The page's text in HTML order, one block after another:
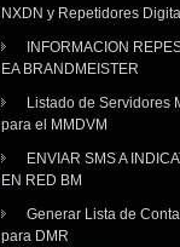
NXDN y Repetidores
INFORMACION
EA BRANDMEISTER
Listado de Servidores
para el MMDVM
ENVIAR SMS A
EN RED BM
Generar Lista de
para DMR